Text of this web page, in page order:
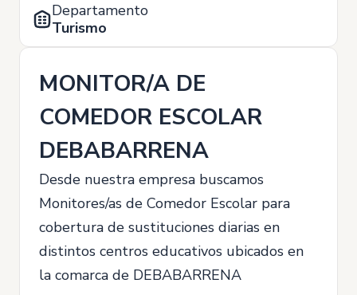
Departamento
Turismo
MONITOR/A DE
COMEDOR ESCOLAR
DEBABARRENA
Desde nuestra empresa buscamos
Monitores/as de Comedor Escolar para
cobertura de sustituciones diarias en
distintos centros educativos ubicados en
la comarca de DEBABARRENA